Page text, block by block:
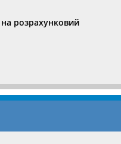
розрахунковий